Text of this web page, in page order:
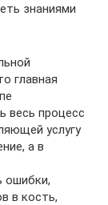
знаниями
главная
весь процесс
услугу
а в
ошибки,
в кость,